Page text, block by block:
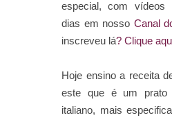
especial, com vídeos
dias em nosso Canal
inscreveu lá? Clique
Hoje ensino a receita
este que é um prato
italiano, mais